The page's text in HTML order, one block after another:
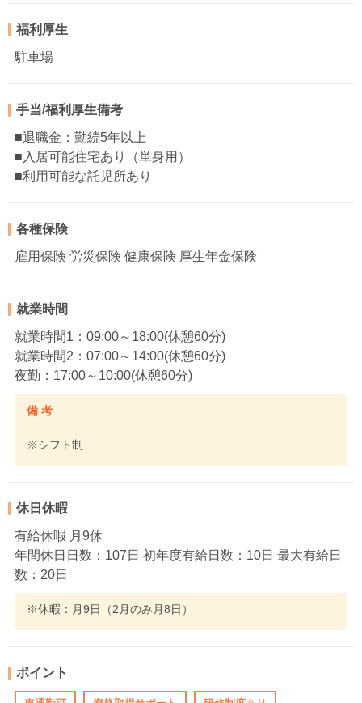
福利厚生
駐車場
手当/福利厚生備考
■退職金：勤続5年以上
■入居可能住宅あり（単身用）
■利用可能な託児所あり
各種保険
雇用保険 労災保険 健康保険 厚生年金保険
就業時間
就業時間1：09:00～18:00(休憩60分)
就業時間2：07:00～14:00(休憩60分)
夜勤：17:00～10:00(休憩60分)
備 考
※シフト制
休日休暇
有給休暇 月9休
年間休日日数：107日 初年度有給日数：10日 最大有給日
数：20日
※休暇：月9日（2月のみ月8日）
ポイント